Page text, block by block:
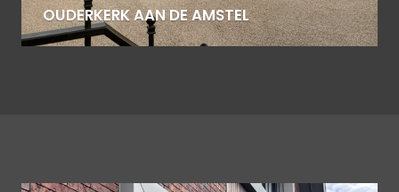
OUDERKERK AAN DE AMSTEL